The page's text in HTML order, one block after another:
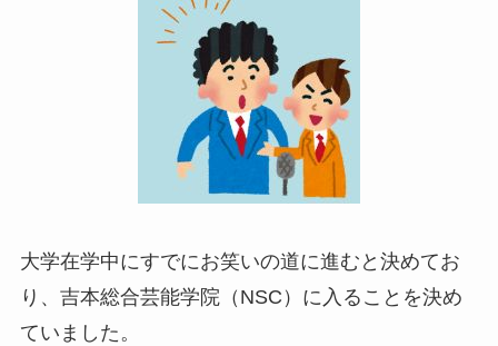
大学在学中にすでにお笑いの道に進むと決めてお
り、吉本総合芸能学院（NSC）に入ることを決め
ていました。